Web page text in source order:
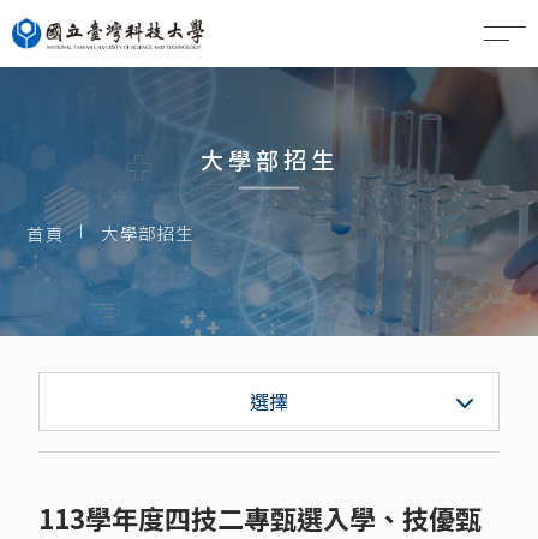
大學部招生
首頁 大學部招生
選擇
研究所招生
特色實驗室
113學年度四技二專甄選入學、技優甄